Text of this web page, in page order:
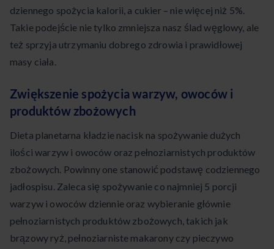
dziennego spożycia kalorii, a cukier – nie więcej niż 5%.
Takie podejście nie tylko zmniejsza nasz ślad węglowy, ale
też sprzyja utrzymaniu dobrego zdrowia i prawidłowej
masy ciała.
Zwiększenie spożycia warzyw, owoców i
produktów zbożowych
Dieta planetarna kładzie nacisk na spożywanie dużych
ilości warzyw i owoców oraz pełnoziarnistych produktów
zbożowych. Powinny one stanowić podstawę codziennego
jadłospisu. Zaleca się spożywanie co najmniej 5 porcji
warzyw i owoców dziennie oraz wybieranie głównie
pełnoziarnistych produktów zbożowych, takich jak
brązowy ryż, pełnoziarniste makarony czy pieczywo